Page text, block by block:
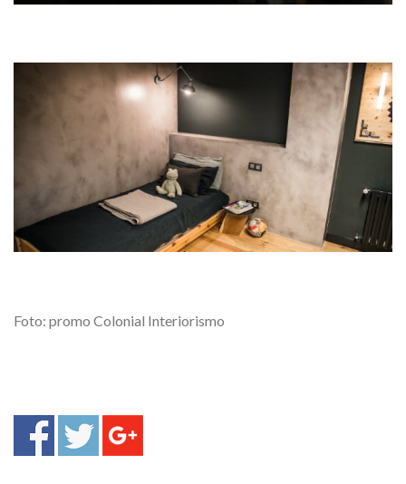
Foto: promo Colonial Interiorismo